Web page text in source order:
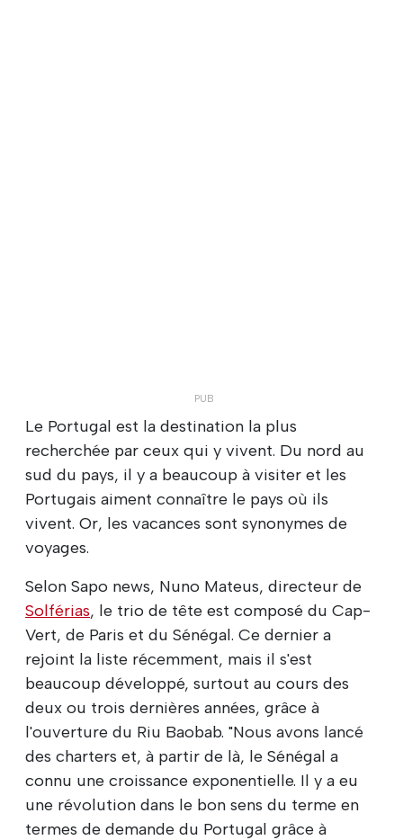
Le Portugal est la destination la plus
recherchée par ceux qui y vivent. Du nord au
sud du pays, il y a beaucoup à visiter et les
Portugais aiment connaître le pays où ils
vivent. Or, les vacances sont synonymes de
voyages.
Selon Sapo news, Nuno Mateus, directeur de
Solférias, le trio de tête est composé du Cap-
Vert, de Paris et du Sénégal. Ce dernier a
rejoint la liste récemment, mais il s'est
beaucoup développé, surtout au cours des
deux ou trois dernières années, grâce à
l'ouverture du Riu Baobab. "Nous avons lancé
des charters et, à partir de là, le Sénégal a
connu une croissance exponentielle. Il y a eu
une révolution dans le bon sens du terme en
termes de demande du Portugal grâce à